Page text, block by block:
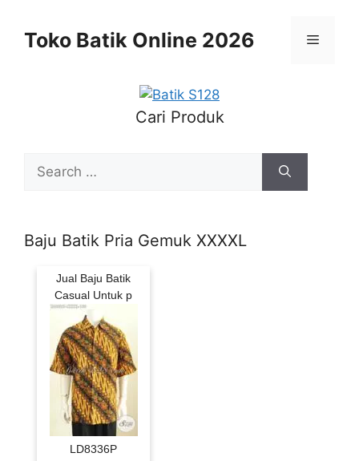
contentToko Batik Online 2026 Menu
Cari Produk
for:
Baju Batik Pria Gemuk XXXXL
Jual Baju Batik
Casual Untuk p
LD8336P